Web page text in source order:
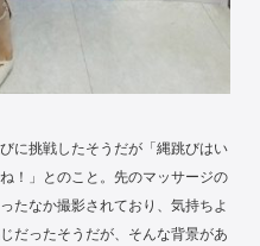
に挑戦したそうだが「縄跳びはい
！」とのこと。先のマッサージの
たなか撮影されており、気持ちよ
だったそうだが、そんな背景があ